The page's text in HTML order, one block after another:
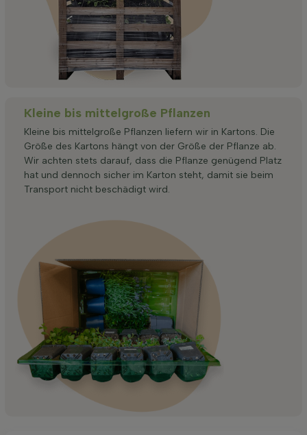
Kleine bis mittelgroße Pflanzen
Kleine bis mittelgroße Pflanzen liefern wir in Kartons. Die
Größe des Kartons hängt von der Größe der Pflanze ab.
Wir achten stets darauf, dass die Pflanze genügend Platz
hat und dennoch sicher im Karton steht, damit sie beim
Transport nicht beschädigt wird.